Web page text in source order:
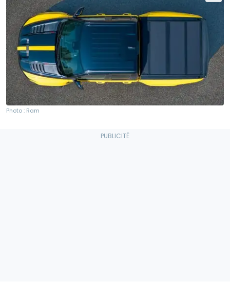
Photo : Ram